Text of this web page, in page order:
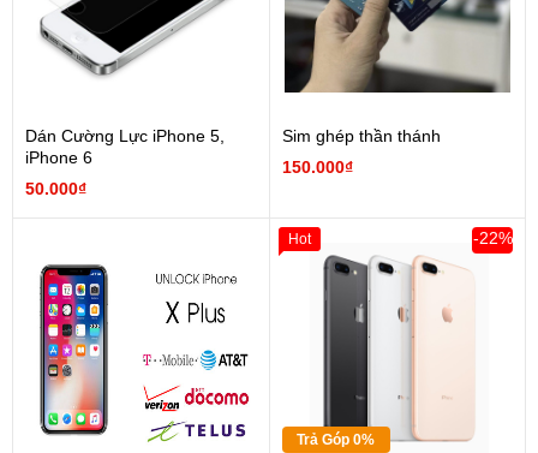
Dán Cường Lực iPhone 5,
iPhone 6
50.000₫
Sim ghép thần thánh
150.000₫
Trả Góp 0%
-22%
Hot